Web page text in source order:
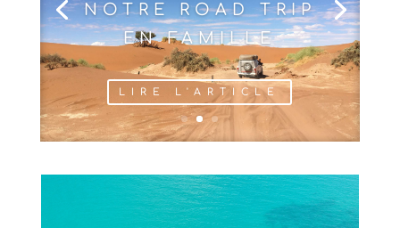
AFRIQUE…
LIRE L'ARTICLE